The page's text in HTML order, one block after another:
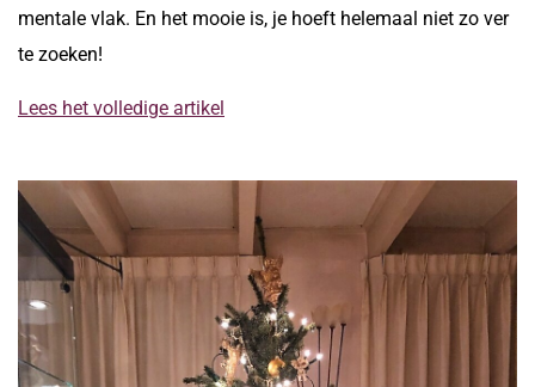
mentale vlak. En het mooie is, je hoeft helemaal niet zo ver
te zoeken!
Lees het volledige artikel